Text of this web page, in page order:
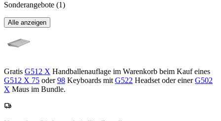
Sonderangebote (1)
Alle anzeigen
Gratis G512 X Handballenauflage im Warenkorb beim Kauf eines
G512 X 75 oder98 Keyboards mit G522 Headset oder einerG502
X Maus im Bundle.